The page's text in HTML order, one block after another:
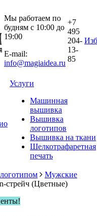
Мы работаем по
будням с 10:00 до
19:00
E-mail:
info@magiaidea.ru
+7
495
204-
13-
85
Услуги
Машинная
вышивка
Вышивка
логотипов
Вышивка на ткани
Шелкотрафаретная
печать
Мужские
стрейч (Цветные)